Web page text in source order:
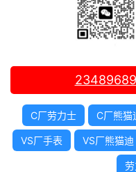
23489689
C厂劳力士 C厂熊猫
VS厂手表 VS厂熊猫迪